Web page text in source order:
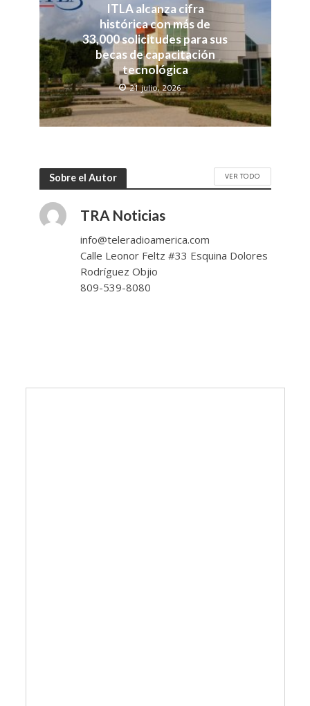
ITLA alcanza cifra
histórica con más de
33,000 solicitudes para sus
becas de capacitación
tecnológica
21 julio, 2026
Sobre el Autor VER TODO
TRA Noticias
info@teleradioamerica.com
Calle Leonor Feltz #33 Esquina Dolores
Rodríguez Objio
809-539-8080